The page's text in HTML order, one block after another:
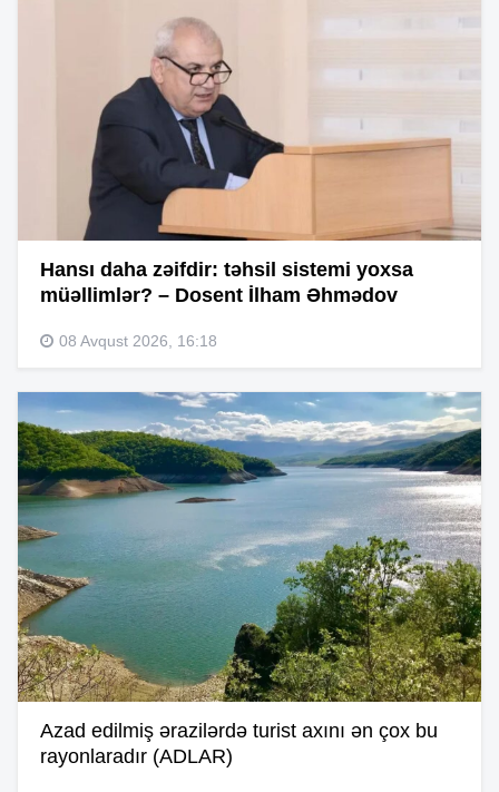
Hansı daha zəifdir: təhsil sistemi yoxsa
müəllimlər? – Dosent İlham Əhmədov
08 Avqust 2026, 16:18
Azad edilmiş ərazilərdə turist axını ən çox bu
rayonlaradır (ADLAR)